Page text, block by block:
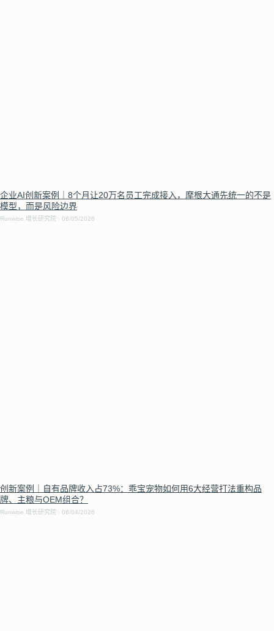
企业AI创新案例｜8个月让20万名员工完成接入，摩根大通先统一的不是
模型，而是风险边界
Runwise 增长研究院 08/05/2026
创新案例｜自有品牌收入占73%：乖宝宠物如何用6大经营打法重构品
牌、主粮与OEM组合？
Runwise 增长研究院 08/04/2026